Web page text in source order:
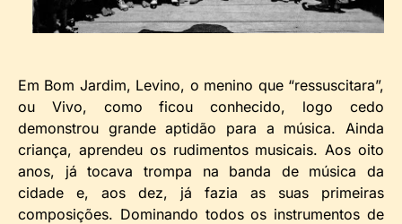
Em Bom Jardim, Levino, o menino que “ressuscitara”,
ou Vivo, como ficou conhecido, logo cedo
demonstrou grande aptidão para a música. Ainda
criança, aprendeu os rudimentos musicais. Aos oito
anos, já tocava trompa na banda de música da
cidade e, aos dez, já fazia as suas primeiras
composições. Dominando todos os instrumentos de